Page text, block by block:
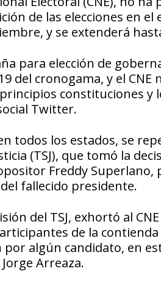
de las elecciones en el
y se extenderá
para elección de
del cronogama, y el CNE
constituciones y
Twitter.
todos los estados, se
(TSJ), que tomó la
Freddy
fallecido presidente.
del TSJ, exhortó al
de la contienda
algún candidato, en
Arreaza.